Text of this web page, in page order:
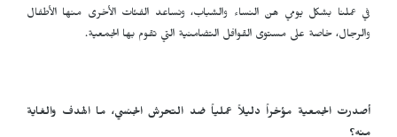
في عملنا بشكل يومي هن النساء والشباب، ونساعد الفئات الأخرى منها الأطفال
والرجال، خاصة على مستوى القوافل التضامنية التي تقوم بها الجمعية.
أصدرت الجمعية مؤخراً دليلاً عملياً ضد التحرش الجنسي، ما الهدف والغاية